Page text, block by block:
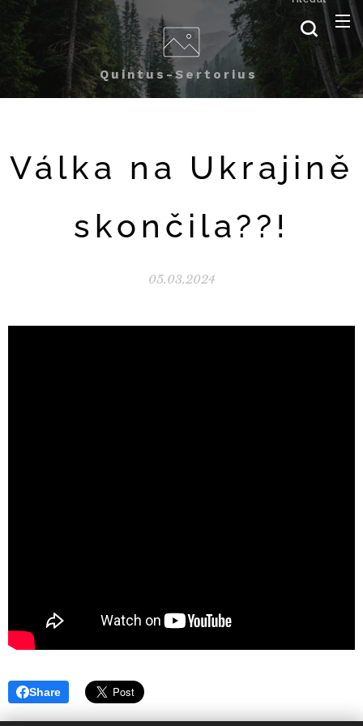
Quintus-Sertorius
Válka na Ukrajině
skončila??!
05.03.2024
Share